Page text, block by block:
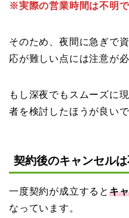
※実際の営業時間は不明
そのため、夜間に急ぎで
応が難しい点には注意が必
もし深夜でもスムーズに
者を検討したほうが良いで
契約後のキャンセル
一度契約が成立すると キ
なっています。